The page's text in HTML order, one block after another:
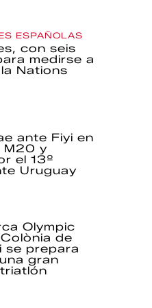
ESPAÑOLAS
con seis
medirse a
Nations
ante Fiyi en
M20 y
el 13º
Uruguay
Olympic
de
se prepara
gran